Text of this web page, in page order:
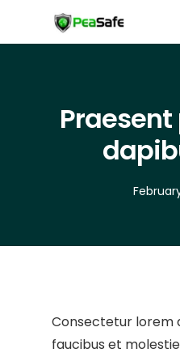
Consectetur lorem
faucibus et